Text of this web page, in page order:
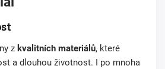
z kvalitních materiálů, které
a dlouhou životnost. I po mnoha